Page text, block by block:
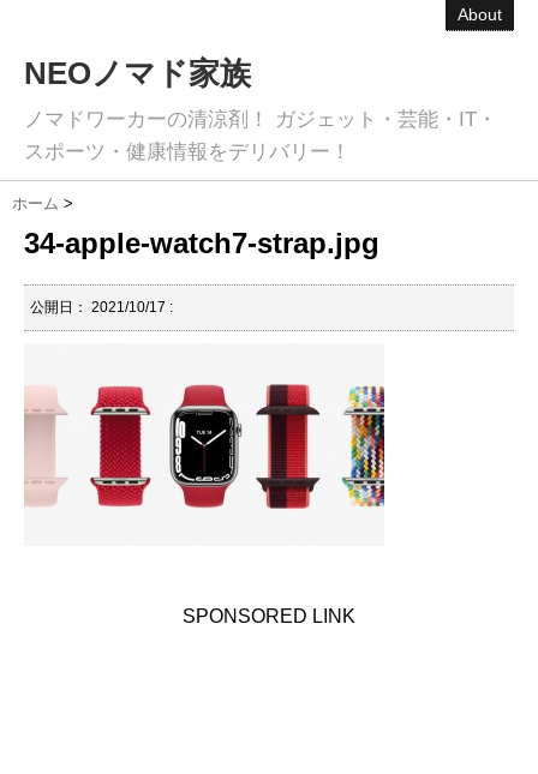
About
NEOノマド家族
ノマドワーカーの清涼剤！ ガジェット・芸能・IT・
スポーツ・健康情報をデリバリー！
ホーム >
34-apple-watch7-strap.jpg
公開日： 2021/10/17 :
SPONSORED LINK